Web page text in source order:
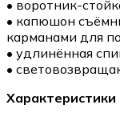
• воротник-
• капюшон
карманами для
• удлинённая
•
Характеристики